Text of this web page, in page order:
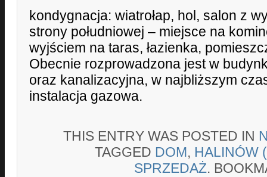
kondygnacja: wiatrołap, hol, salon z
strony południowej – miejsce na
wyjściem na taras, łazienka,
Obecnie rozprowadzona jest w
oraz kanalizacyjna, w najbliższym
instalacja gazowa.
THIS ENTRY WAS POSTED IN
TAGGED DOM, HALINÓW
SPRZEDAŻ.